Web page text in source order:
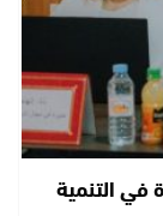
في التنمية